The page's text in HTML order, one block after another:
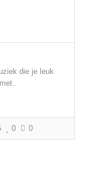
die je leuk
0 0